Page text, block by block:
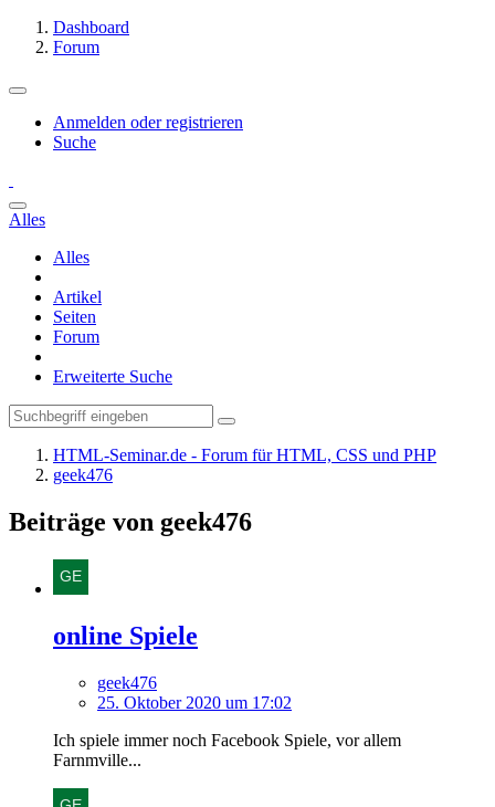
Dashboard
Forum
Anmelden oder registrieren
Suche
Alles
Alles
Artikel
Seiten
Forum
Erweiterte Suche
HTML-Seminar.de - Forum für HTML, CSS und PHP
geek476
Beiträge von geek476
online Spiele
geek476
25. Oktober 2020 um 17:02
Ich spiele immer noch Facebook Spiele, vor allem
Farnmville...